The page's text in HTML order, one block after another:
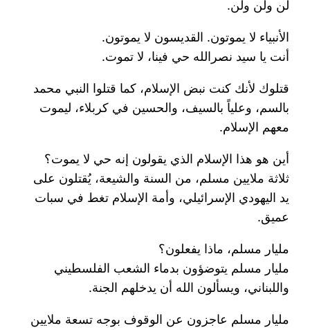
لن ولن ولن.
الأنبياء لا يموتون. القديسون لا يموتون.
أنت يا سيد نصرالله حي فينا، لا تموت.
قتلوك لأنك كنت نبض الإسلام، كما قتلوا النبي محمد
بالسم، وعلياً بالسيف، والحسين في كربلاء، ليموت
معهم الإسلام.
أين هو هذا الإسلام الذي يقولون إنه حي لا يموت؟
ثلاثة ملايين مسلم، من السنة والشيعة، يُقتلون على
يد اليهودي الإسرائيلي، وأمة الإسلام تغط في سبات
عميق.
مليار مسلم، ماذا يفعلون؟
مليار مسلم يتوضؤون بدماء الشعب الفلسطيني
واللبناني، ويسألون الله أن يدخلهم الجنة.
مليار مسلم عاجزون عن الوقوف بوجه تسعة ملايين